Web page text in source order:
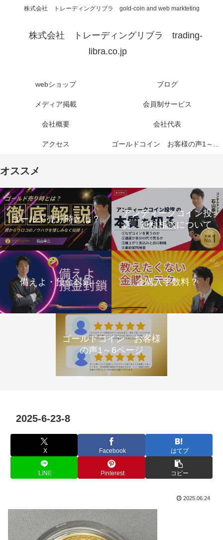
株式会社 トレーディングリブラ gold-coin and web markteting
株式会社 トレーディングリブラ trading-
libra.co.jp
webショップ ブログ
メディア掲載 会員制サービス
会社概要 会社代表
アクセス ゴールドコイン お客様の声1～6ページ
オススメ
ゴールド売り時とは？
アンティークコイン投
資 無料相談について
備えよ・預金封鎖 金購入手数料？
ゴールドコイン お客様
の声1～6ページ
2025-6-23-8
X Facebook はてブ
LINE Pinterest コピー
2025.06.24